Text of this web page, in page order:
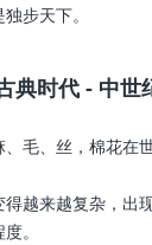
步天下。
典时代 - 中世
、毛、丝，棉花在
越来越复杂，出
。